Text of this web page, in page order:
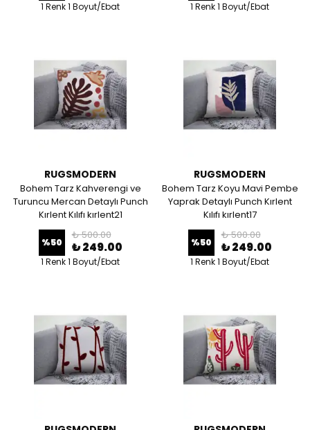
1 Renk 1 Boyut/Ebat 1 Renk 1 Boyut/Ebat
RUGSMODERN
Bohem Tarz Kahverengi ve
Turuncu Mercan Detaylı Punch
Kırlent Kılıfı kırlent21
%50
₺ 500.00
₺ 249.00
1 Renk 1 Boyut/Ebat
RUGSMODERN
Bohem Tarz Koyu Mavi Pembe
Yaprak Detaylı Punch Kırlent
Kılıfı kırlent17
%50
₺ 500.00
₺ 249.00
1 Renk 1 Boyut/Ebat